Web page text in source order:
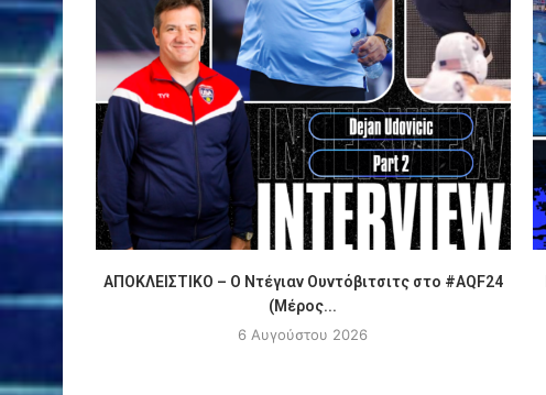
ΑΠΟΚΛΕΙΣΤΙΚΟ – Ο Ντέγιαν Ουντόβιτσιτς στο #AQF24
(Μέρος...
6 Αυγούστου 2026